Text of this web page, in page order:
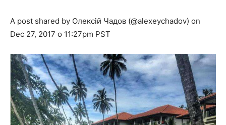
A post shared by Олексій Чадов (@alexeychadov) on
Dec 27, 2017 о 11:27pm PST